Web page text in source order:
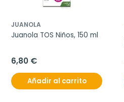
JUANOLA
Juanola TOS Niños, 150 ml
6,80 €
Añadir al carrito